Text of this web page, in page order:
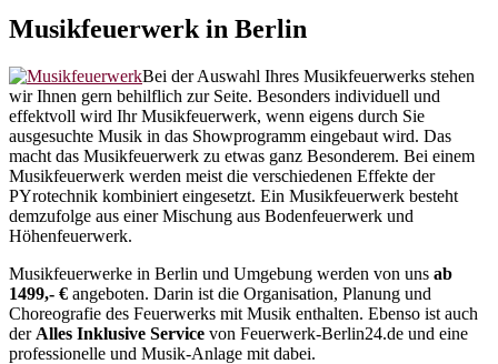
Musikfeuerwerk in Berlin
Bei der Auswahl Ihres Musikfeuerwerks stehen
wir Ihnen gern behilflich zur Seite. Besonders individuell und
effektvoll wird Ihr Musikfeuerwerk, wenn eigens durch Sie
ausgesuchte Musik in das Showprogramm eingebaut wird. Das
macht das Musikfeuerwerk zu etwas ganz Besonderem. Bei einem
Musikfeuerwerk werden meist die verschiedenen Effekte der
PYrotechnik kombiniert eingesetzt. Ein Musikfeuerwerk besteht
demzufolge aus einer Mischung aus Bodenfeuerwerk und
Höhenfeuerwerk.
Musikfeuerwerke in Berlin und Umgebung werden von uns ab
1499,- € angeboten. Darin ist die Organisation, Planung und
Choreografie des Feuerwerks mit Musik enthalten. Ebenso ist auch
der Alles Inklusive Service von Feuerwerk-Berlin24.de und eine
professionelle und Musik-Anlage mit dabei.